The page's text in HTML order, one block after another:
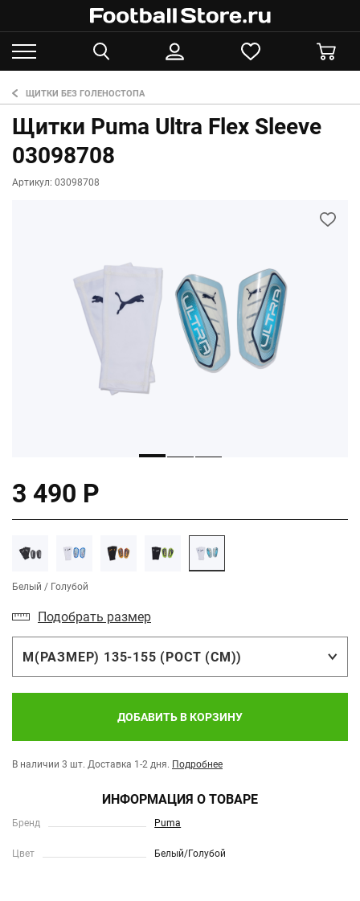
ЩИТКИ БЕЗ ГОЛЕНОСТОПА
Щитки Puma Ultra Flex Sleeve
03098708
Артикул: 03098708
3 490 Р
Белый / Голубой
Подобрать размер
M(РАЗМЕР) 135-155 (РОСТ (СМ))
ДОБАВИТЬ В КОРЗИНУ
В наличии 3 шт. Доставка 1-2 дня. Подробнее
ИНФОРМАЦИЯ О ТОВАРЕ
Бренд Puma
Цвет Белый/Голубой